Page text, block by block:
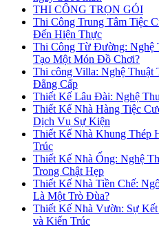
THI CÔNG TRỌN GÓI
Thi Công Trung Tâm Tiệc
Đến Hiện Thực
Thi Công Từ Đường: Nghệ
Tạo Một Món Đồ Chơi?
Thi công Villa: Nghệ Thuật
Đẳng Cấp
Thiết Kế Lâu Đài: Nghệ
Thiết Kế Nhà Hàng Tiệc
Dịch Vụ Sự Kiện
Thiết Kế Nhà Khung Thép
Trúc
Thiết Kế Nhà Ống: Nghệ
Trong Chật Hẹp
Thiết Kế Nhà Tiền Chế:
Là Một Trò Đùa?
Thiết Kế Nhà Vườn: Sự
và Kiến Trúc